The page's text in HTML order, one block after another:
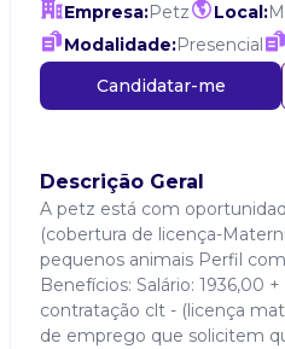
Empresa:Petz Local:
Modalidade:Presencial
Candidatar-me
Descrição Geral
A petz está com
(cobertura de licença-
pequenos animais Perfil
Benefícios: Salário: 1936,00
contratação clt - (licença
de emprego que solicitem